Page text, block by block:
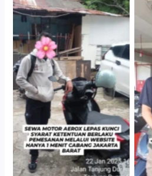
Cabang Jakarta Barat